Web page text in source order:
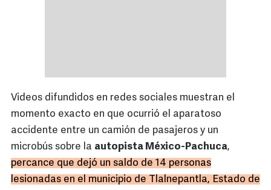
Videos difundidos en redes sociales muestran el
momento exacto en que ocurrió el aparatoso
accidente entre un camión de pasajeros y un
microbús sobre la autopista México-Pachuca,
percance que dejó un saldo de 14 personas
lesionadas en el municipio de Tlalnepantla, Estado de